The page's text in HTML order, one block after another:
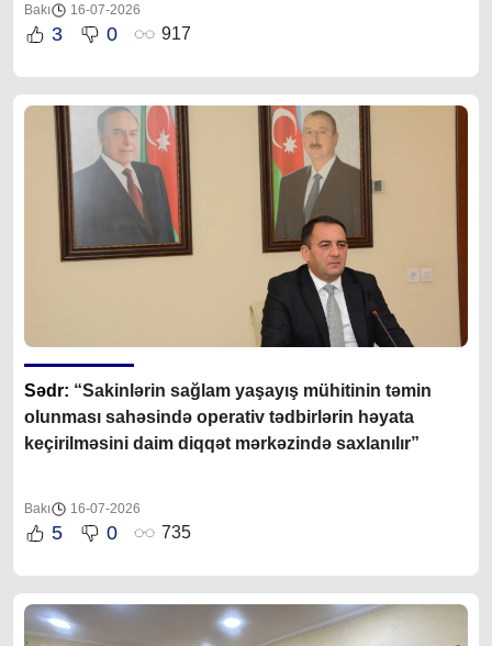
Bakı 16-07-2026
3 0 917
Sədr: “Sakinlərin sağlam yaşayış mühitinin təmin
olunması sahəsində operativ tədbirlərin həyata
keçirilməsini daim diqqət mərkəzində saxlanılır”
Bakı 16-07-2026
5 0 735